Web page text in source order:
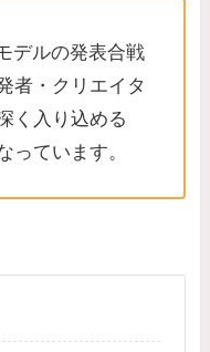
デルの発表合戦
者・クリエイタ
く入り込める
っています。